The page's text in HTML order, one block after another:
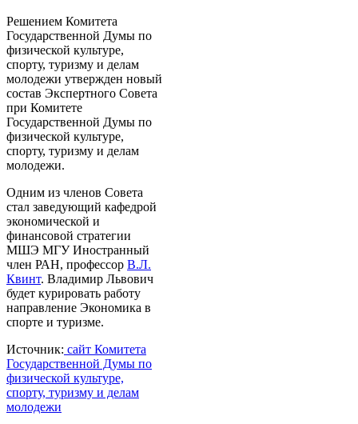
Решением Комитета
Государственной Думы по
физической культуре,
спорту, туризму и делам
молодежи утвержден новый
состав Экспертного Совета
при Комитете
Государственной Думы по
физической культуре,
спорту, туризму и делам
молодежи.
Одним из членов Совета
стал заведующий кафедрой
экономической и
финансовой стратегии
МШЭ МГУ Иностранный
член РАН, профессор В.Л.
Квинт. Владимир Львович
будет курировать работу
направление Экономика в
спорте и туризме.
Источник: сайт Комитета
Государственной Думы по
физической культуре,
спорту, туризму и делам
молодежи